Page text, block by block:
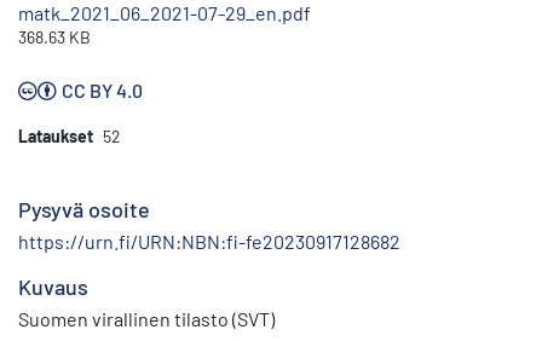
matk_2021_06_2021-07-29_en.pdf
368.63 KB
CC BY 4.0
Lataukset 52
Pysyvä osoite
https://urn.fi/URN:NBN:fi-fe20230917128682
Kuvaus
Suomen virallinen tilasto (SVT)